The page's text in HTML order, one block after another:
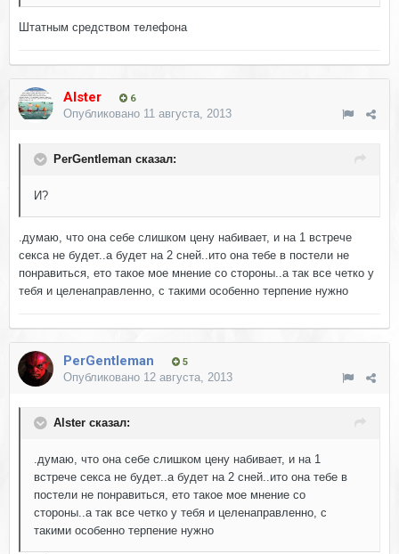
Штатным средством телефона
Alster 6
Опубликовано 11 августа, 2013
PerGentleman сказал:
И?
.думаю, что она себе слишком цену набивает, и на 1 встрече
секса не будет..а будет на 2 сней..ито она тебе в постели не
понравиться, ето такое мое мнение со стороны..а так все четко у
тебя и целенаправленно, с такими особенно терпение нужно
PerGentleman 5
Опубликовано 12 августа, 2013
Alster сказал:
.думаю, что она себе слишком цену набивает, и на 1
встрече секса не будет..а будет на 2 сней..ито она тебе в
постели не понравиться, ето такое мое мнение со
стороны..а так все четко у тебя и целенаправленно, с
такими особенно терпение нужно